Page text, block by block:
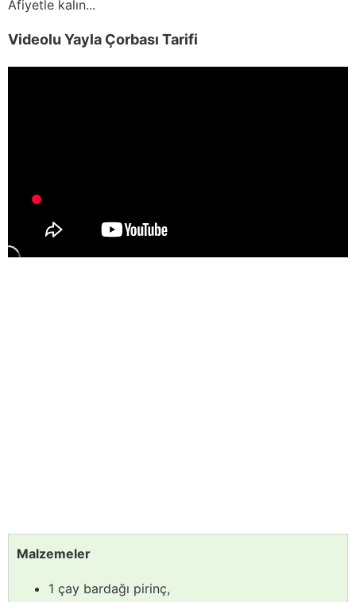
Afiyetle kalın...
Videolu Yayla Çorbası Tarifi
Malzemeler
1 çay bardağı pirinç,